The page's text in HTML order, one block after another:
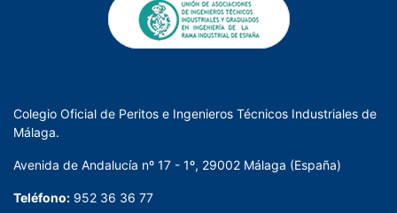
Colegio Oficial de Peritos e Ingenieros Técnicos Industriales de
Málaga.
Avenida de Andalucía nº 17 - 1º, 29002 Málaga (España)
Teléfono: 952 36 36 77